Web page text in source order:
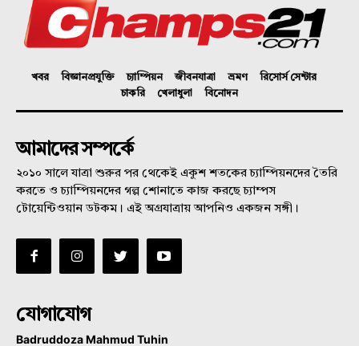
খবর বিজ্ঞানপ্রযুক্তি চ্যাম্পিয়ন জীবনযাত্রা ভ্রমণ
রিসোর্স সেন্টার
চাকরি
খেলাধুলা বিনোদন
আমাদের সম্পর্কে
২০১০ সালে যাত্রা শুরুর পর থেকেই একুশ শতকের চ্যাম্পিয়নদের তৈরি
করতে ও চ্যাম্পিয়নদের গল্প শোনাতে কাজ করছে চ্যাম্পস
টোয়েন্টিওয়ান ডটকম। এই অগ্রযাত্রায় আপনিও একজন সঙ্গী।
যোগাযোগ
Badruddoza Mahmud Tuhin